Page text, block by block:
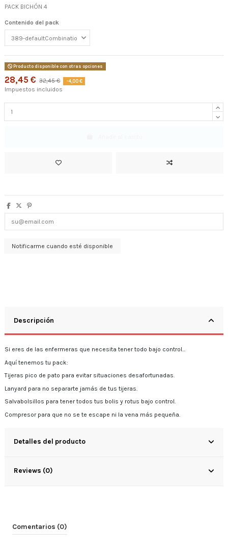
PACK BICHÓN 4
Contenido del pack
Producto disponible con otras opciones
28,45 € 32,45 € -4,00 €
Impuestos incluidos
Descripción
Si eres de las enfermeras que necesita tener todo bajo control…
Aquí tenemos tu pack:
Tijeras pico de pato para evitar situaciones desafortunadas.
Lanyard para no separarte jamás de tus tijeras.
Salvabolsillos para tener todos tus bolis y rotus bajo control.
Compresor para que no se te escape ni la vena más pequeña.
Detalles del producto
Reviews (0)
Comentarios (0)